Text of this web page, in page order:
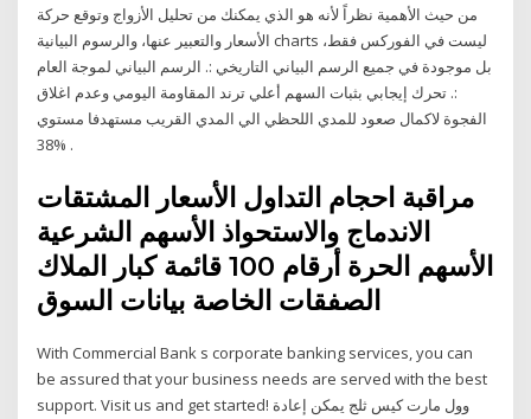
من حيث الأهمية نظراً لأنه هو الذي يمكنك من تحليل الأزواج وتوقع حركة
الأسعار والتعبير عنها، والرسوم البيانية charts ليست في الفوركس فقط،
بل موجودة في جميع الرسم البياني التاريخي :. الرسم البياني لموجة العام
:. تحرك إيجابي بثبات السهم أعلي ترند المقاومة اليومي وعدم اغلاق
الفجوة لاكمال صعود للمدي اللحظي الي المدي القريب مستهدفا مستوي
38% .
مراقبة احجام التداول الأسعار المشتقات
الاندماج والاستحواذ الأسهم الشرعية
الأسهم الحرة أرقام 100 قائمة كبار الملاك
الصفقات الخاصة بيانات السوق
With Commercial Bank s corporate banking services, you can
be assured that your business needs are served with the best
support. Visit us and get started! وول مارت كيس ثلج يمكن إعادة